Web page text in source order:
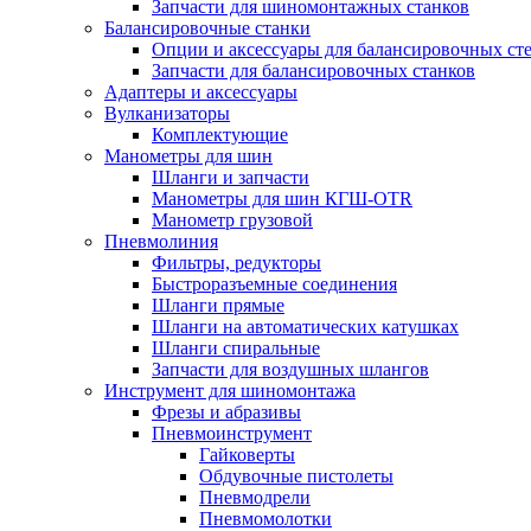
Запчасти для шиномонтажных станков
Балансировочные станки
Опции и аксессуары для балансировочных
Запчасти для балансировочных станков
Адаптеры и аксессуары
Вулканизаторы
Комплектующие
Манометры для шин
Шланги и запчасти
Манометры для шин КГШ-OTR
Манометр грузовой
Пневмолиния
Фильтры, редукторы
Быстроразъемные соединения
Шланги прямые
Шланги на автоматических катушках
Шланги спиральные
Запчасти для воздушных шлангов
Инструмент для шиномонтажа
Фрезы и абразивы
Пневмоинструмент
Гайковерты
Обдувочные пистолеты
Пневмодрели
Пневмомолотки